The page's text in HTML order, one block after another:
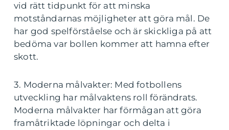
vid rätt tidpunkt för att minska
motståndarnas möjligheter att göra mål. De
har god spelförståelse och är skickliga på att
bedöma var bollen kommer att hamna efter
skott.
3. Moderna målvakter: Med fotbollens
utveckling har målvaktens roll förändrats.
Moderna målvakter har förmågan att göra
framåtriktade löpningar och delta i